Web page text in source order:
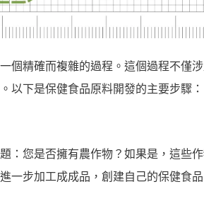
個精確而複雜的過程。這個過程不僅
以下是保健食品原料開發的主要步驟：
：您是否擁有農作物？如果是，這些
一步加工成成品，創建自己的保健食